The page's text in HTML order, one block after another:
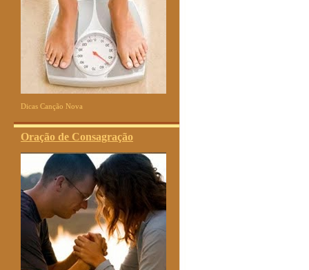
Dicas Canção Nova
Oração de Consagração